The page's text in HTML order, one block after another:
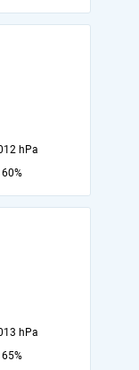
hPa
60%
hPa
65%